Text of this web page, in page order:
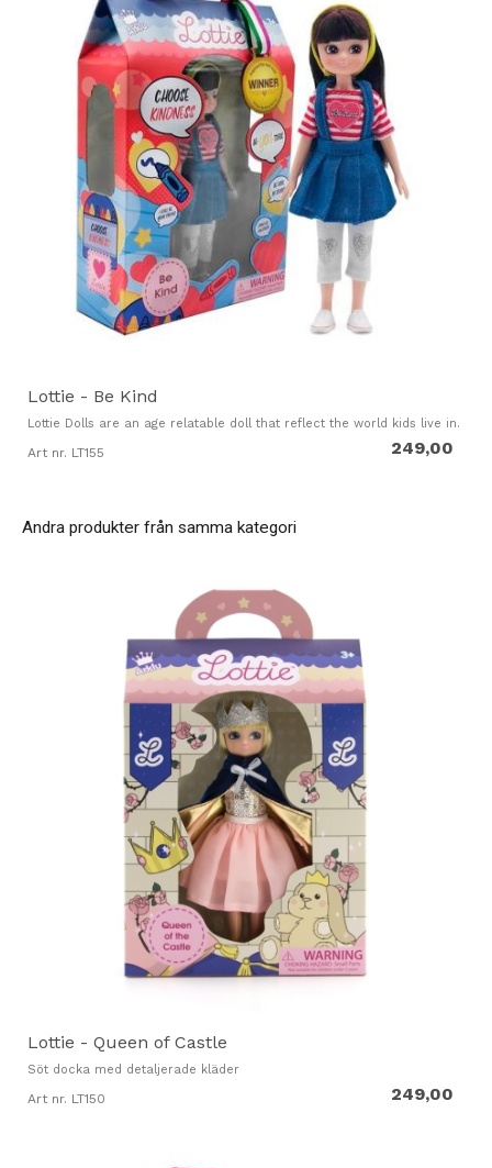
Lottie - Be Kind
Lottie Dolls are an age relatable doll that reflect the world kids live in.
Art nr. LT155 249,00
Andra produkter från samma kategori
Lottie - Queen of Castle
Söt docka med detaljerade kläder
Art nr. LT150 249,00